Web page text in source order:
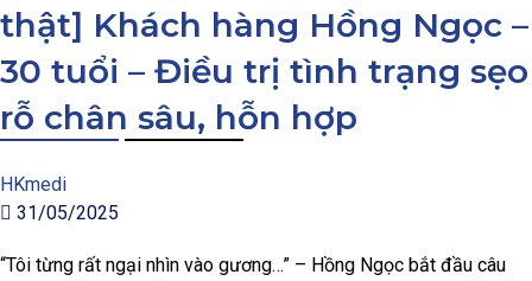
thật] Khách hàng Hồng Ngọc –
30 tuổi – Điều trị tình trạng sẹo
rỗ chân sâu, hỗn hợp
HKmedi
31/05/2025
“Tôi từng rất ngại nhìn vào gương…” – Hồng Ngọc bắt đầu câu